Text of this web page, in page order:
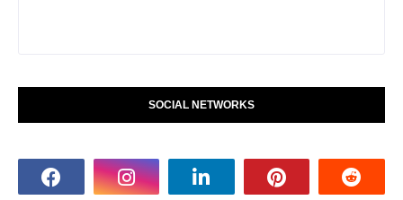
SOCIAL NETWORKS